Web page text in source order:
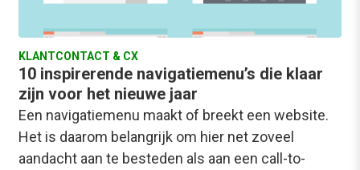
KLANTCONTACT & CX
10 inspirerende navigatiemenu’s die klaar
zijn voor het nieuwe jaar
Een navigatiemenu maakt of breekt een website.
Het is daarom belangrijk om hier net zoveel
aandacht aan te besteden als aan een call-to-